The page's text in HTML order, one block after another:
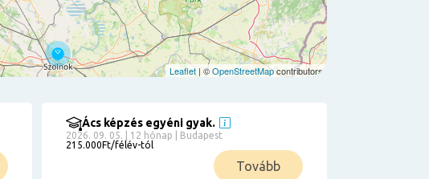
Leaflet | ©OpenStreetMapcontributors
Ács képzés egyéni gyak.
2026. 09. 05. | 12 hónap | Budapest
215.000Ft/félév-tól
Tovább